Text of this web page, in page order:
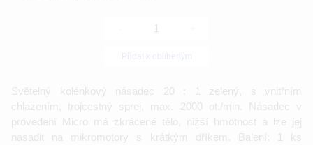
Světelný kolénkový násadec 20 : 1 zelený, s vnitřním
chlazením, trojcestný sprej, max. 2000 ot./min. Násadec v
provedení Micro má zkrácené tělo, nižší hmotnost a lze jej
nasadit na mikromotory s krátkým dříkem. Balení: 1 ks